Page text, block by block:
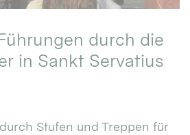
durch die
in Sankt Servatius
Stufen und Treppen für